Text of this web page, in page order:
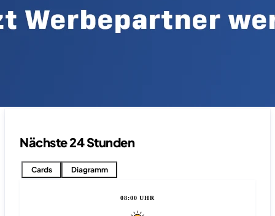
Nächste 24 Stunden
Cards Diagramm
08:00 UHR